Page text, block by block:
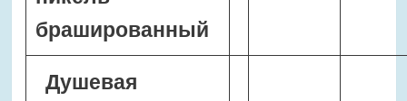
брашированный
Душевая